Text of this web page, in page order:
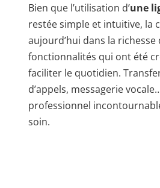
Bien que l’utilisation d’une
restée simple et intuitive, la
aujourd’hui dans la richesse
fonctionnalités qui ont été
faciliter le quotidien.
d’appels, messagerie
professionnel
soin.